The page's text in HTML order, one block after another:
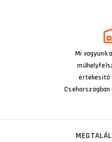
Mi vagyunk
értékesítő
Csehországban